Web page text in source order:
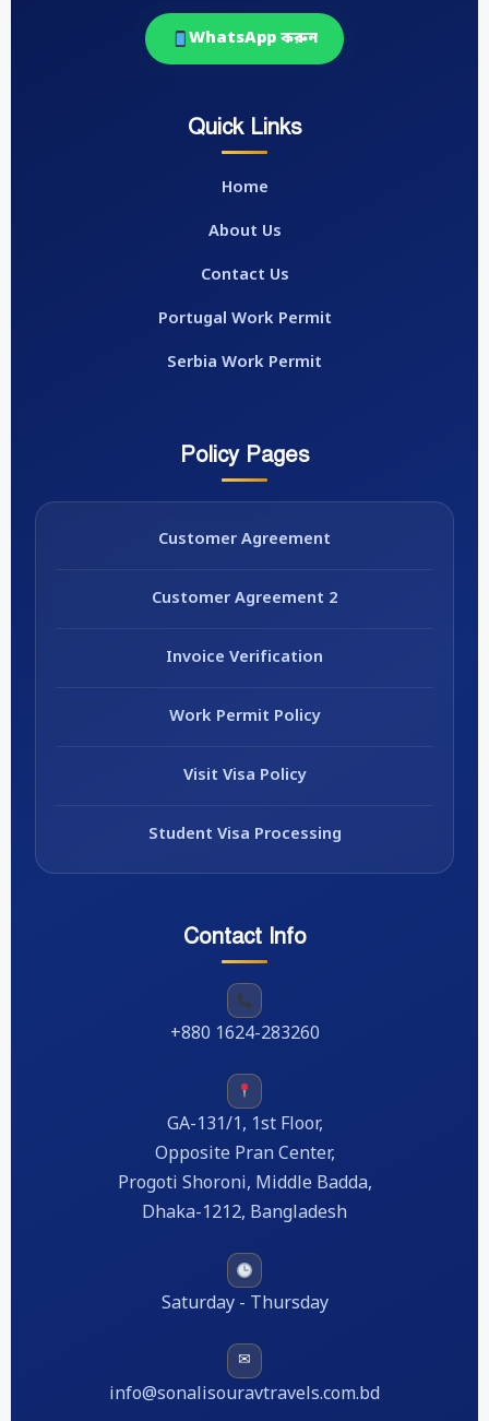
WhatsApp করুন
Quick Links
Home
About Us
Contact Us
Portugal Work Permit
Serbia Work Permit
Policy Pages
Customer Agreement
Customer Agreement 2
Invoice Verification
Work Permit Policy
Visit Visa Policy
Student Visa Processing
Contact Info
+880 1624-283260
GA-131/1, 1st Floor,
Opposite Pran Center,
Progoti Shoroni, Middle Badda,
Dhaka-1212, Bangladesh
Saturday - Thursday
✉
info@sonalisouravtravels.com.bd